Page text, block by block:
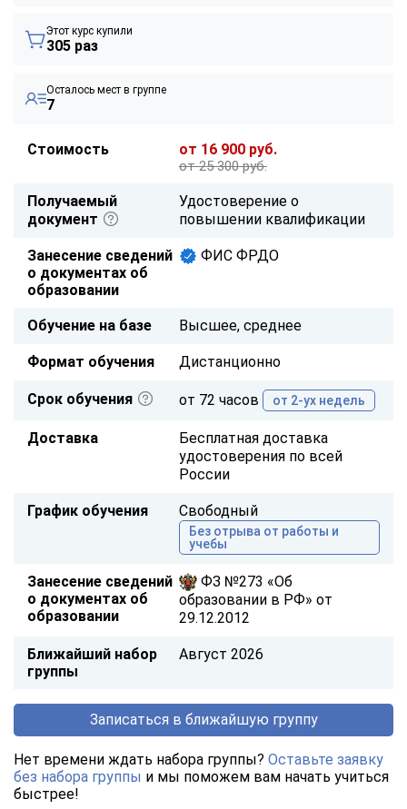
Этот курс купили
305 раз
Осталось мест в группе
7
Стоимость от 16 900 руб.
от 25 300 руб.
Получаемый
документ
Удостоверение о
повышении квалификации
Занесение сведений
о документах об
образовании
ФИС ФРДО
Обучение на базе Высшее, среднее
Формат обучения Дистанционно
Срок обучения от 72 часов от 2-ух недель
Доставка
Бесплатная доставка
удостоверения по всей
России
График обучения Свободный
Без отрыва от работы и
учебы
Занесение сведений
о документах об
образовании
ФЗ №273 «Об
образовании в РФ» от
29.12.2012
Ближайший набор
группы
Август 2026
Записаться в ближайшую группу
Нет времени ждать набора группы? Оставьте заявку
без набора группы и мы поможем вам начать учиться
быстрее!